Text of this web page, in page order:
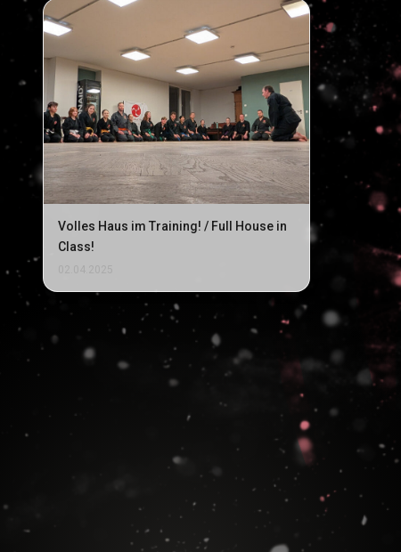
Volles Haus im Training! / Full House in
Class!